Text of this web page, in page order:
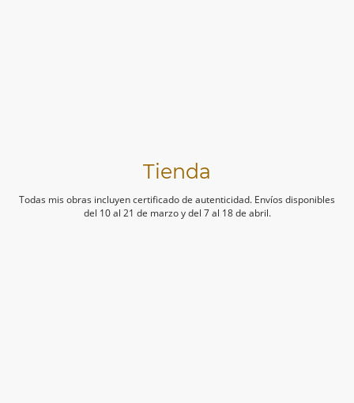
Tienda
Todas mis obras incluyen certificado de autenticidad. Envíos disponibles
del 10 al 21 de marzo y del 7 al 18 de abril.